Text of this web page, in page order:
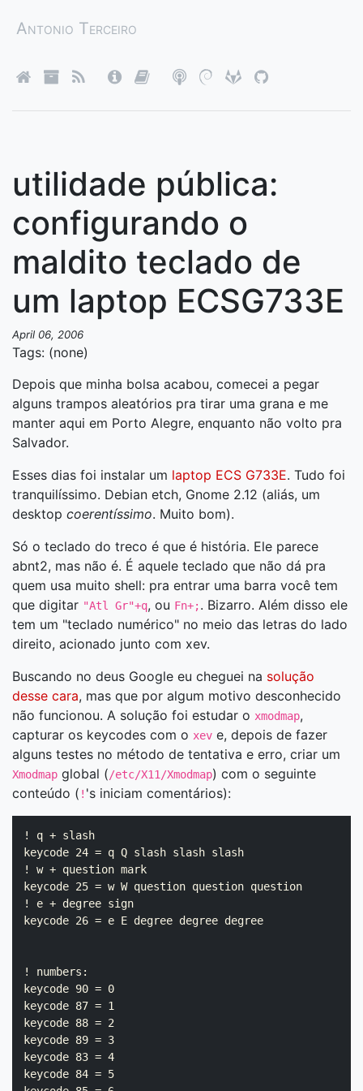
Antonio Terceiro
utilidade pública:
configurando o
maldito teclado de
um laptop ECSG733E
April 06, 2006
Tags: (none)
Depois que minha bolsa acabou, comecei a pegar
alguns trampos aleatórios pra tirar uma grana e me
manter aqui em Porto Alegre, enquanto não volto pra
Salvador.
Esses dias foi instalar um laptop ECS G733E. Tudo foi
tranquilíssimo. Debian etch, Gnome 2.12 (aliás, um
desktop coerentíssimo. Muito bom).
Só o teclado do treco é que é história. Ele parece
abnt2, mas não é. É aquele teclado que não dá pra
quem usa muito shell: pra entrar uma barra você tem
que digitar "Atl Gr"+q, ou Fn+;. Bizarro. Além disso ele
tem um "teclado numérico" no meio das letras do lado
direito, acionado junto com xev.
Buscando no deus Google eu cheguei na solução
desse cara, mas que por algum motivo desconhecido
não funcionou. A solução foi estudar o xmodmap,
capturar os keycodes com o xev e, depois de fazer
alguns testes no método de tentativa e erro, criar um
Xmodmap global (/etc/X11/Xmodmap) com o seguinte
conteúdo ( ! 's iniciam comentários):
! q + slash
keycode 24 = q Q slash slash slash
! w + question mark
keycode 25 = w W question question question
! e + degree sign
keycode 26 = e E degree degree degree
! numbers:
keycode 90 = 0
keycode 87 = 1
keycode 88 = 2
keycode 89 = 3
keycode 83 = 4
keycode 84 = 5